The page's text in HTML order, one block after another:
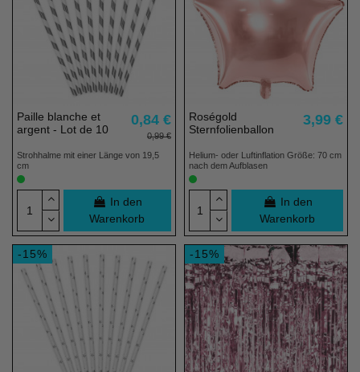
Paille blanche et
argent - Lot de 10
0,84 €
0,99 €
Strohhalme mit einer Länge von 19,5
cm
In den
Warenkorb
Roségold
Sternfolienballon
3,99 €
Helium- oder Luftinflation Größe: 70 cm
nach dem Aufblasen
In den
Warenkorb
-15% -15%